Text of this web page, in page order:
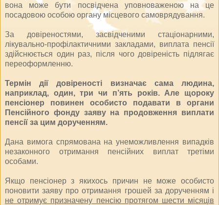
вона може бути посвідчена уповноваженою на це
посадовою особою органу місцевого самоврядування.
За довіреностями, засвідченими стаціонарними,
лікувально-профілактичними закладами, виплата пенсії
здійснюється один раз, після чого довіреність підлягає
переоформленню.
Термін дії довіреності визначає сама людина,
наприклад, один, три чи п’ять років. Але щороку
пенсіонер повинен особисто подавати в органи
Пенсійного фонду заяву на продовження виплати
пенсії за цим дорученням.
Дана вимога спрямована на унеможливлення випадків
незаконного отримання пенсійних виплат третіми
особами.
Якщо пенсіонер з якихось причин не може особисто
поновити заяву про отримання грошей за дорученням і
не отримує призначену пенсію протягом шести місяців